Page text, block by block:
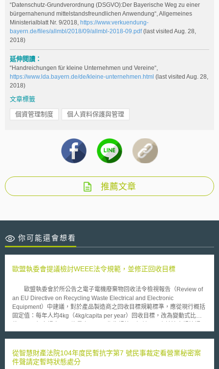
“Datenschutz-Grundverordnung (DSGVO):Der Bayerische Weg zu einer
bürgernahenund mittelstandsfreundlichen Anwendung“, Allgemeines
Ministerialblatt Nr. 9/2018, https://www.verkuendung-
bayern.de/files/allmbl/2018/09/allmbl-2018-09.pdf(last visited Aug. 28,
2018)
延伸閱讀：
“Handreichungen für kleine Unternehmen und Vereine“,
https://www.lda.bayern.de/de/kleine-unternehmen.html (last visited Aug. 28,
2018)
文章標籤
個資管理制度 個人資料保護與管理
推薦文章
你可能還會想看
歐盟執委會提議檢討WEEE法令規範，並修正回收目標
歐盟執委會於所公告之電子電機廢棄物回收法令檢視報告（Review of
an EU Directive on Recycling Waste Electrical and Electronic
Equipment）中建議，對於產品製造商之回收目標規範標準，應從現行概括
固定值：每年人均4kg（4kg/capita per year）回收目標，改為變動式比例
產品製造商強制回收責任，市場實務上，也出現了產品製造商為了達到
Certificates）」，並且，因為供需失衡問題，造成回收業者隨意喊價的情
形，也多所見聞。 而歐盟執委會為進一步落實環境保護政策，還是打
從智慧財產法院104年度民暫抗字第7 號民事裁定看營業秘密案
件聲請定暫時狀態處分